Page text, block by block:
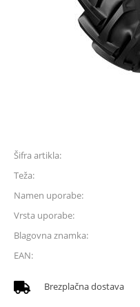
Šifra artikla:
Teža:
Namen uporabe:
Vrsta uporabe:
Blagovna znamka:
EAN:
Brezplačna dostava